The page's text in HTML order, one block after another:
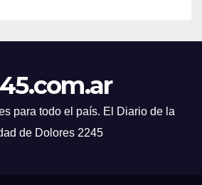
para todo el país. El Diario de la
de Dolores 2245